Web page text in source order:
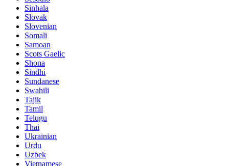
Sinhala
Slovak
Slovenian
Somali
Samoan
Scots Gaelic
Shona
Sindhi
Sundanese
Swahili
Tajik
Tamil
Telugu
Thai
Ukrainian
Urdu
Uzbek
Vietnamese